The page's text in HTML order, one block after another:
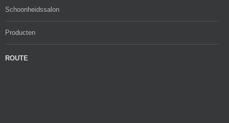
Schoonheidssalon
Producten
ROUTE